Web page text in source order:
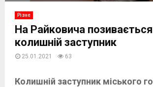
Різне
На Райковича
колишній заступник
25.01.2021 63
Колишній заступник міського